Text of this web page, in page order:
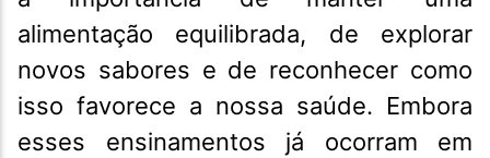
alimentação equilibrada, de explorar
novos sabores e de reconhecer como
isso favorece a nossa saúde. Embora
esses ensinamentos já ocorram em